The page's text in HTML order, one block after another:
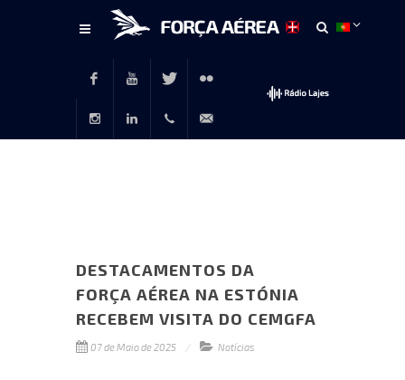
FacebookYoutubeTwitter Flickr
DESTACAMENTOS DA
FORÇA AÉREA NA ESTÓNIA
RECEBEM VISITA DO CEMGFA
07 de Maio de 2025 Notícias